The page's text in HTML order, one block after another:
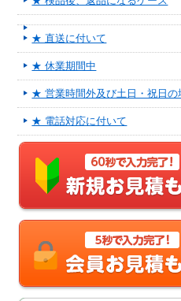
★ 直送に付いて
★ 休業期間中
★ 営業時間外及び土日・祝日の
★ 電話対応に付いて